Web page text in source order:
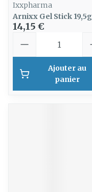
Ixxpharma
Arnixx Gel Stick 19,5g
14,15 €
Ajouter au
panier